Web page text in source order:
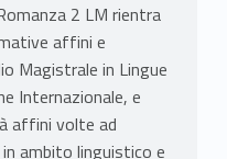
2 LM rientra
affini e
Magistrale in Lingue
Internazionale, e
affini volte ad
ambito linguistico e